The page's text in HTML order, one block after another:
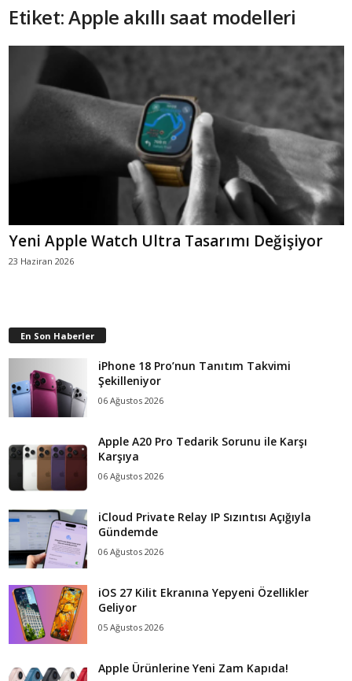
Etiket: Apple akıllı saat modelleri
Yeni Apple Watch Ultra Tasarımı Değişiyor
23 Haziran 2026
En Son Haberler
iPhone 18 Pro’nun Tanıtım Takvimi
Şekilleniyor
06 Ağustos 2026
Apple A20 Pro Tedarik Sorunu ile Karşı
Karşıya
06 Ağustos 2026
iCloud Private Relay IP Sızıntısı Açığıyla
Gündemde
06 Ağustos 2026
iOS 27 Kilit Ekranına Yepyeni Özellikler
Geliyor
05 Ağustos 2026
Apple Ürünlerine Yeni Zam Kapıda!